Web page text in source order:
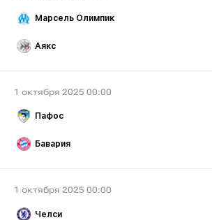
Марсель Олимпик
Аякс
1 октября 2025 00:00
Пафос
Бавария
1 октября 2025 00:00
Челси